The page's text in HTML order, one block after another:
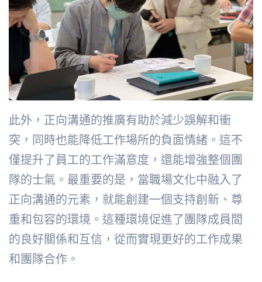
此外，正向溝通的推廣有助於減少誤解和衝
突，同時也能降低工作場所的負面情緒。這不
僅提升了員工的工作滿意度，還能增強整個團
隊的士氣。最重要的是，當職場文化中融入了
正向溝通的元素，就能創建一個支持創新、尊
重和包容的環境。這種環境促進了團隊成員間
的良好關係和互信，從而實現更好的工作成果
和團隊合作。